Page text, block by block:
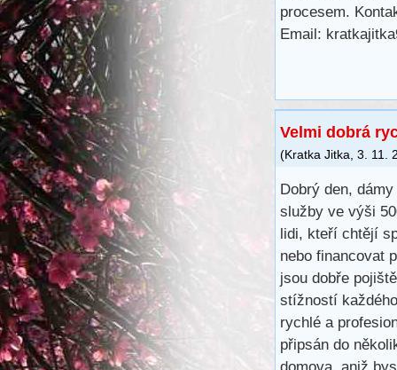
procesem.
Email:
Velmi dobrá
(Kratka Jitka, 3. 11.
Dobrý den,
služby ve výši
lidi, kteří chtějí
nebo financovat
jsou dobře
stížností
rychlé a
připsán do